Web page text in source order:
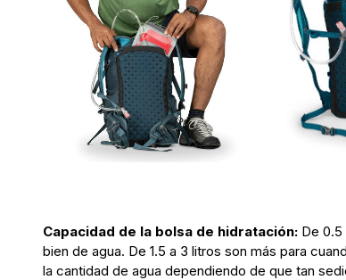
Capacidad de la bolsa de hidratación: De
bien de agua. De 1.5 a 3 litros son más para
la cantidad de agua dependiendo de que tan